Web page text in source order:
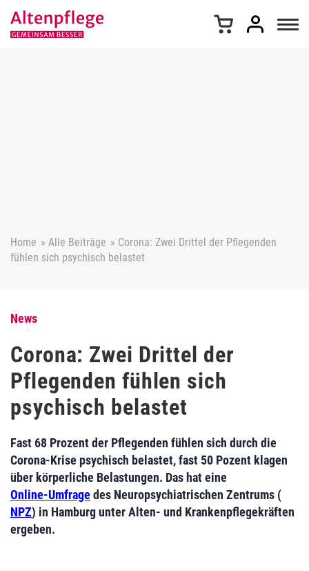
Home » Alle Beiträge » Corona: Zwei Drittel der Pflegenden
fühlen sich psychisch belastet
News
Corona: Zwei Drittel der
Pflegenden fühlen sich
psychisch belastet
Fast 68 Prozent der Pflegenden fühlen sich durch die
Corona-Krise psychisch belastet, fast 50 Pozent klagen
über körperliche Belastungen. Das hat eine
Online-Umfragedes Neuropsychiatrischen Zentrums (
NPZ) in Hamburg unter Alten- und Krankenpflegekräften
ergeben.